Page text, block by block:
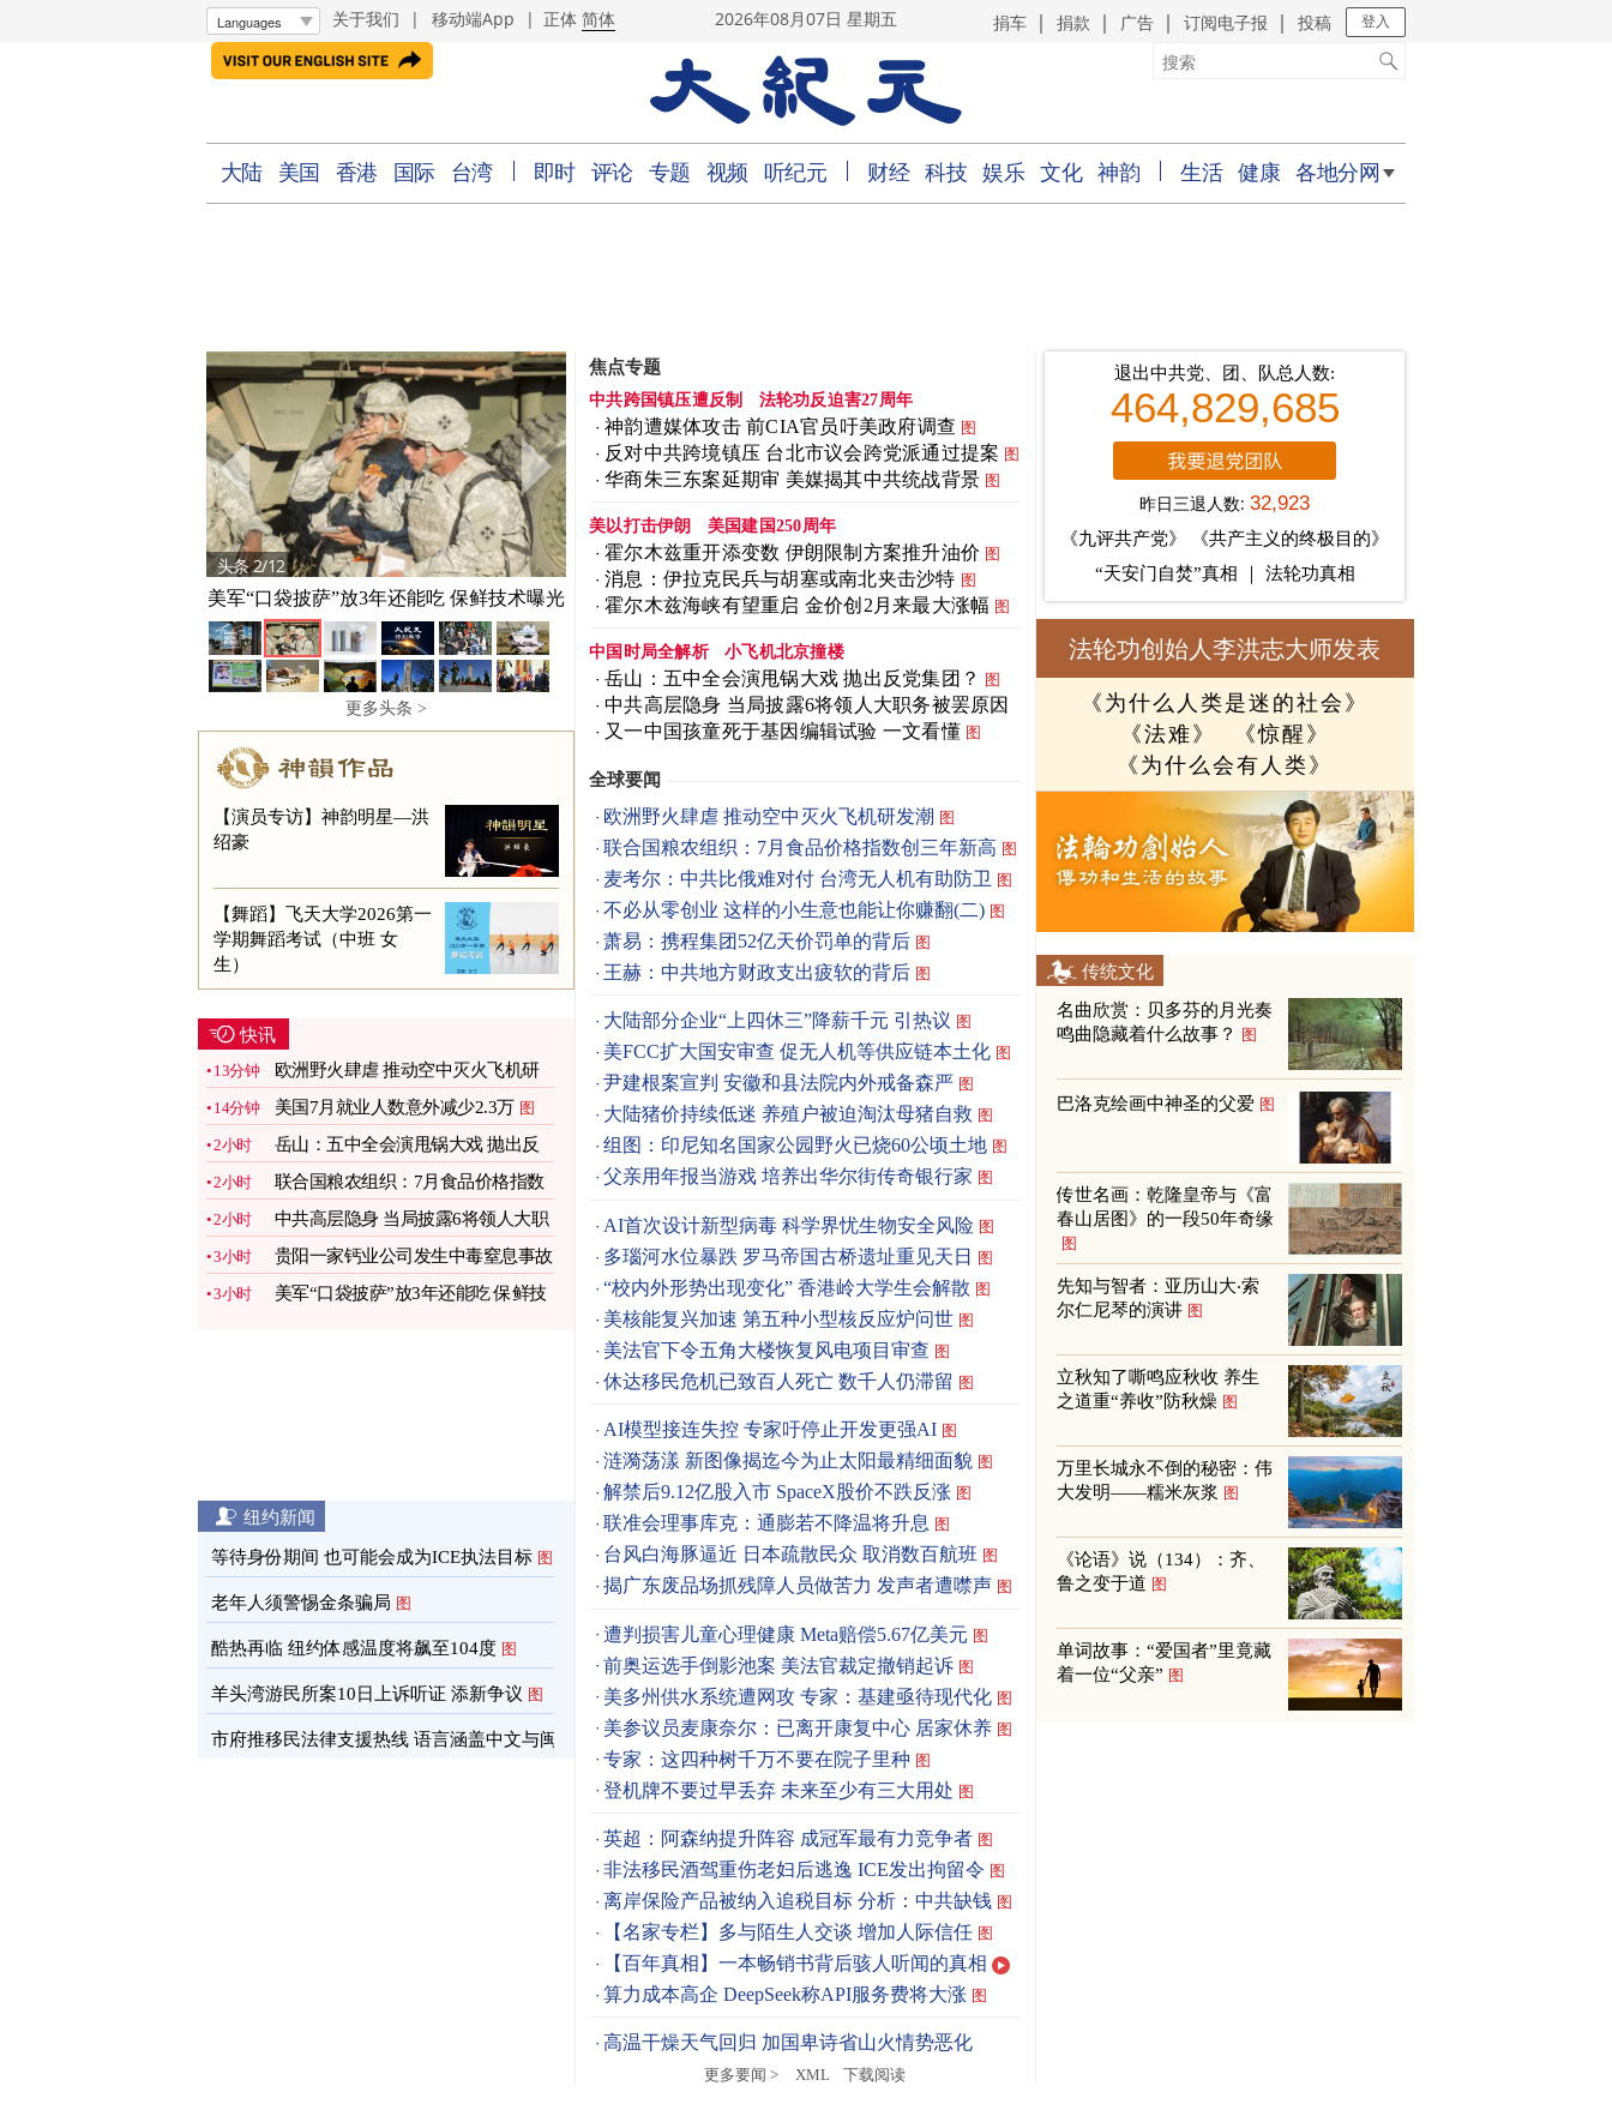
关于我们 | 移动端App | 正体 简体 2026年08月07日 星期五 捐车 捐款 广告 订阅电子报 投稿 登入
大陆 美国 香港 国际 台湾 即时 评论 专题 视频 听纪元 财经 科技 娱乐 文化 神韵 生活 健康 各地分网
头条 2/12
美军“口袋披萨”放3年还能吃 保鲜技术曝光
头条 3/12
美禁关键矿物废料出口 有何影响一文看懂
更多头条 >
【演员专访】神韵明星—洪
绍豪
【舞蹈】飞天大学2026第一
学期舞蹈考试（中班 女
生）
快讯
13分钟
欧洲野火肆虐 推动空中灭火飞机研
发潮
图
14分钟 美国7月就业人数意外减少2.3万 图
2小时
岳山：五中全会演甩锅大戏 抛出反
党集团？ 图
2小时
联合国粮农组织：7月食品价格指数
创三年新高 图
2小时
中共高层隐身 当局披露6将领人大职
务被罢原因 图
3小时
贵阳一家钙业公司发生中毒窒息事故
致4人死亡
3小时
美军“口袋披萨”放3年还能吃 保鲜技
纽约新闻
等待身份期间 也可能会成为ICE执法目标 图
老年人须警惕金条骗局 图
酷热再临 纽约体感温度将飙至104度 图
羊头湾游民所案10日上诉听证 添新争议 图
市府推移民法律支援热线 语言涵盖中文与闽
焦点专题
中共跨国镇压遭反制 法轮功反迫害27周年
神韵遭媒体攻击 前CIA官员吁美政府调查 图
反对中共跨境镇压 台北市议会跨党派通过提案 图
华商朱三东案延期审 美媒揭其中共统战背景 图
美以打击伊朗 美国建国250周年
霍尔木兹重开添变数 伊朗限制方案推升油价 图
消息：伊拉克民兵与胡塞或南北夹击沙特 图
霍尔木兹海峡有望重启 金价创2月来最大涨幅 图
中国时局全解析 小飞机北京撞楼
岳山：五中全会演甩锅大戏 抛出反党集团？ 图
中共高层隐身 当局披露6将领人大职务被罢原因
图
又一中国孩童死于基因编辑试验 一文看懂 图
全球要闻
欧洲野火肆虐 推动空中灭火飞机研发潮 图
联合国粮农组织：7月食品价格指数创三年新高 图
麦考尔：中共比俄难对付 台湾无人机有助防卫 图
不必从零创业 这样的小生意也能让你赚翻(二) 图
萧易：携程集团52亿天价罚单的背后 图
王赫：中共地方财政支出疲软的背后 图
大陆部分企业“上四休三”降薪千元 引热议 图
美FCC扩大国安审查 促无人机等供应链本土化 图
尹建根案宣判 安徽和县法院内外戒备森严 图
大陆猪价持续低迷 养殖户被迫淘汰母猪自救 图
组图：印尼知名国家公园野火已烧60公顷土地 图
父亲用年报当游戏 培养出华尔街传奇银行家 图
AI首次设计新型病毒 科学界忧生物安全风险 图
多瑙河水位暴跌 罗马帝国古桥遗址重见天日 图
“校内外形势出现变化” 香港岭大学生会解散 图
美核能复兴加速 第五种小型核反应炉问世 图
美法官下令五角大楼恢复风电项目审查 图
休达移民危机已致百人死亡 数千人仍滞留 图
AI模型接连失控 专家吁停止开发更强AI 图
涟漪荡漾 新图像揭迄今为止太阳最精细面貌 图
解禁后9.12亿股入市 SpaceX股价不跌反涨 图
联准会理事库克：通膨若不降温将升息 图
台风白海豚逼近 日本疏散民众 取消数百航班 图
揭广东废品场抓残障人员做苦力 发声者遭噤声 图
遭判损害儿童心理健康 Meta赔偿5.67亿美元 图
前奥运选手倒影池案 美法官裁定撤销起诉 图
美多州供水系统遭网攻 专家：基建亟待现代化 图
美参议员麦康奈尔：已离开康复中心 居家休养 图
专家：这四种树千万不要在院子里种 图
登机牌不要过早丢弃 未来至少有三大用处 图
英超：阿森纳提升阵容 成冠军最有力竞争者 图
非法移民酒驾重伤老妇后逃逸 ICE发出拘留令 图
离岸保险产品被纳入追税目标 分析：中共缺钱 图
【名家专栏】多与陌生人交谈 增加人际信任 图
【百年真相】一本畅销书背后骇人听闻的真相
算力成本高企 DeepSeek称API服务费将大涨 图
高温干燥天气回归 加国卑诗省山火情势恶化
更多要闻 > XML 下载阅读
退出中共党、团、队总人数:
464,829,685
昨日三退人数:32,923
《九评共产党》
《共产主义的终极目的》
“天安门自焚”真相
法轮功真相
法轮功创始人李洪志大师发表
《为什么人类是迷的社会》
《法难》
《惊醒》
《为什么会有人类》
传统文化
名曲欣赏：贝多芬的月光奏
鸣曲隐藏着什么故事？
图
巴洛克绘画中神圣的父爱 图
传世名画：乾隆皇帝与《富
春山居图》的一段50年奇缘
图
先知与智者：亚历山大‧索
尔仁尼琴的演讲 图
立秋知了嘶鸣应秋收 养生
之道重“养收”防秋燥 图
万里长城永不倒的秘密：伟
大发明——糯米灰浆 图
《论语》说（134）：齐、
鲁之变于道 图
单词故事：“爱国者”里竟藏
着一位“父亲” 图